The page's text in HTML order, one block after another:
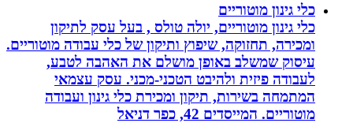
כלי גינון מוטוריים
כלי גינון מוטוריים, יולה טולס , בעל עסק לתיקון
ומכירה, תחזוקה, שיפוץ ותיקון של כלי עבודה מוטוריים.
עיסוק שמשלב באופן מושלם את האהבה לטבע,
לעבודה פיזית ולהיבט הטכני-מכני. עסק עצמאי
המתמחה בשירות, תיקון ומכירת כלי גינון ועבודה
מוטוריים. המייסדים 42, כפר דניאל